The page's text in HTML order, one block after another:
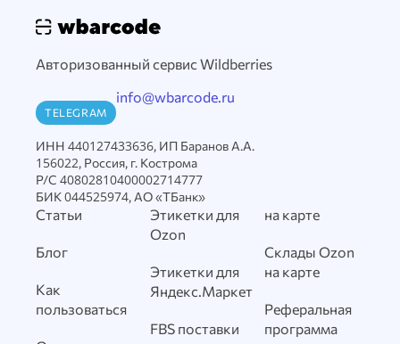
Авторизованный сервис Wildberries
TELEGRAM
info@wbarcode.ru
ИНН 440127433636, ИП Баранов А.А.
156022, Россия, г. Кострома
Р/С 40802810400002714777
БИК 044525974, АО «ТБанк»
Статьи
Блог
Как
пользоваться
Этикетки для
Ozon
Этикетки для
Яндекс.Маркет
FBS поставки
на карте
Склады Ozon
на карте
Реферальная
программа